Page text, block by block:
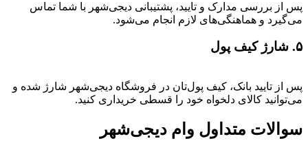
پس از بررسی مدارک و تایید، پشتیبانی دیجی‌شهر با شما تماس
می‌گیرد و هماهنگی‌های لازم انجام می‌شود.
۵. شارژ کیف پول
پس از تایید بانک، کیف پول‌تان در فروشگاه دیجی‌شهر شارژ شده و
می‌توانید کالای دلخواه خود را قسطی خریداری کنید.
سوالات متداول وام دیجی‌شهر